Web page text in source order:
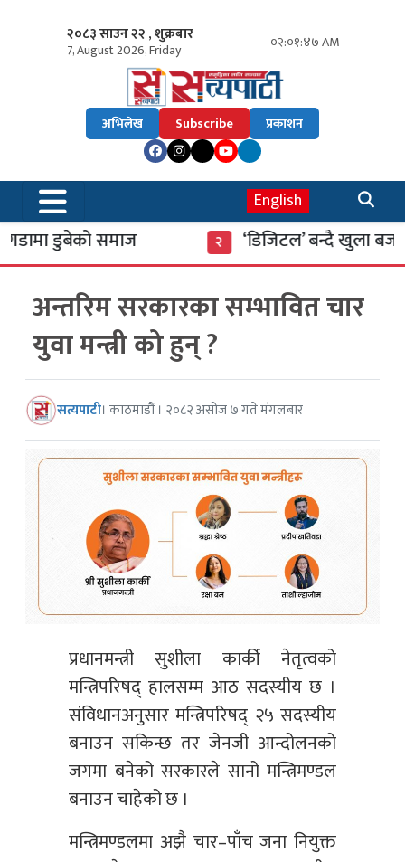
२०८३ साउन २२ , शुक्रबार
7, August 2026, Friday ०२:०१:४८ AM
अभिलेख Subscribe प्रकाशन
English
डुबेको समाज ‘डिजिटल’ बन्दै खुला बजार
अन्तरिम सरकारका सम्भावित चार
युवा मन्त्री को हुन् ?
सत्यपाटी। काठमाडौं । २०८२ असोज ७ गते मंगलबार
प्रधानमन्त्री सुशीला कार्की नेतृत्वको
मन्त्रिपरिषद् हालसम्म आठ सदस्यीय छ ।
संविधानअनुसार मन्त्रिपरिषद् २५ सदस्यीय
बनाउन सकिन्छ तर जेनजी आन्दोलनको
जगमा बनेको सरकारले सानो मन्त्रिमण्डल
बनाउन चाहेको छ ।
मन्त्रिमण्डलमा अझै चार–पाँच जना नियुक्त